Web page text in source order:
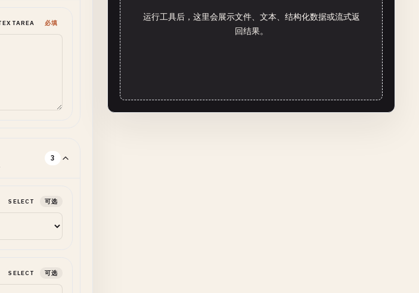
必填
3
SELECT 可选
SELECT 可选
运行工具后，这里会展示文件、文本、结构化数据或流式返
回结果。